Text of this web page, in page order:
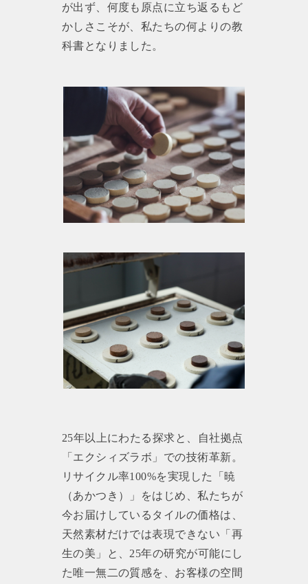
が出ず、何度も原点に立ち返るもど
かしさこそが、私たちの何よりの教
科書となりました。
25年以上にわたる探求と、自社拠点
「エクシィズラボ」での技術革新。
リサイクル率100%を実現した「暁
（あかつき）」をはじめ、私たちが
今お届けしているタイルの価格は、
天然素材だけでは表現できない「再
生の美」と、25年の研究が可能にし
た唯一無二の質感を、お客様の空間